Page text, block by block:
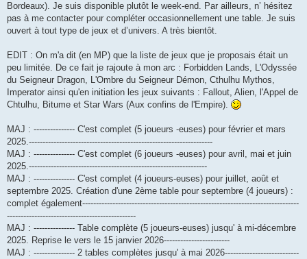
Bordeaux). Je suis disponible plutôt le week-end. Par ailleurs, n’ hésitez
pas à me contacter pour compléter occasionnellement une table. Je suis
ouvert à tout type de jeux et d’univers. A très bientôt.
EDIT : On m'a dit (en MP) que la liste de jeux que je proposais était un
peu limitée. De ce fait je rajoute à mon arc : Forbidden Lands, L'Odyssée
du Seigneur Dragon, L'Ombre du Seigneur Démon, Cthulhu Mythos,
Imperator ainsi qu'en initiation les jeux suivants : Fallout, Alien, l'Appel de
Chtulhu, Bitume et Star Wars (Aux confins de l'Empire).
MAJ : --------------- C'est complet (5 joueurs -euses) pour février et mars
2025.-------------------------------------------------------------------
MAJ : --------------- C'est complet (6 joueurs -euses) pour avril, mai et juin
2025.-----------------------------------------------------------------
MAJ : --------------- C'est complet (4 joueurs-euses) pour juillet, août et
septembre 2025. Création d'une 2ème table pour septembre (4 joueurs) :
complet également-------------------------------------------------------------------------------
-----------------------------------------------
MAJ : --------------- Table complète (5 joueurs-euses) jusqu' à mi-décembre
2025. Reprise le vers le 15 janvier 2026------------------------
MAJ : --------------- 2 tables complètes jusqu' à mai 2026---------------------------